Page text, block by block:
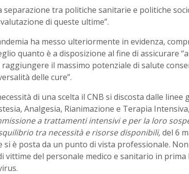
separazione tra politiche sanitarie e politiche
di queste ultime”.
ha messo ulteriormente in evidenza,
quanto è a disposizione al fine di assicurare
il massimo potenziale di salute
delle cure”.
di una scelta il CNB si discosta dalle linee
Analgesia, Rianimazione e Terapia Intensiva,
a trattamenti intensivi e per la loro
tra necessità e risorse disponibili,del 6
si è posta da un punto di vista professionale.
vittime del personale medico e sanitario in